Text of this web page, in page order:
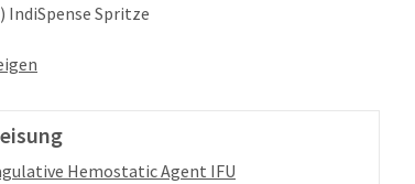
IndiSpense Spritze
Hemostatic Agent IFU